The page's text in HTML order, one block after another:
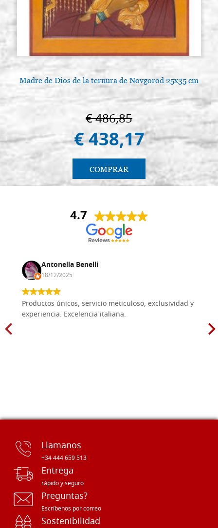
Madre de Dios de la ternura de Novgorod 25x35 cm
€ 486,85
€ 438,17
COMPRAR
4.7
Antonella Benelli
18/12/2025
Productos únicos, servicio meticuloso, exclusividad y
experiencia. Excelencia italiana.
Llamanos
+34 444 659 513
Entrega
rápido y seguro
Preguntas?
Escríbenos por correo
Sostenibilidad